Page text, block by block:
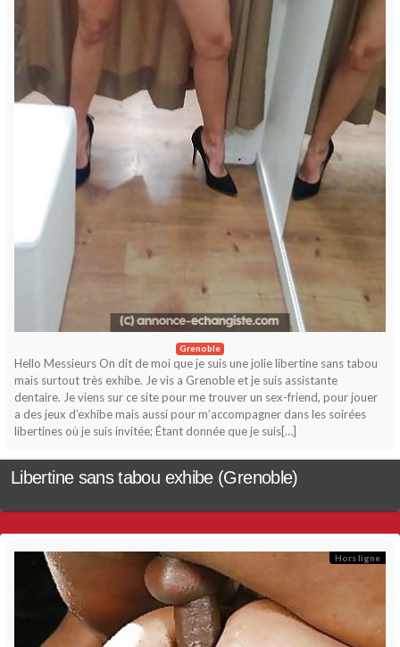
Grenoble
Hello Messieurs On dit de moi que je suis une jolie libertine sans tabou
mais surtout très exhibe. Je vis a Grenoble et je suis assistante
dentaire. Je viens sur ce site pour me trouver un sex-friend, pour jouer
a des jeux d’exhibe mais aussi pour m’accompagner dans les soirées
libertines où je suis invitée; Étant donnée que je suis[…]
Libertine sans tabou exhibe (Grenoble)
Hors ligne